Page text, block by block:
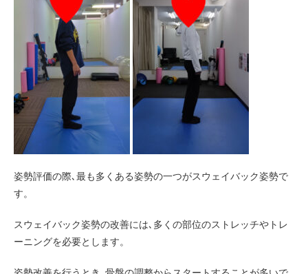
姿勢評価の際､最も多くある姿勢の一つがスウェイバック姿勢で
す。
スウェイバック姿勢の改善には､多くの部位のストレッチやトレ
ーニングを必要とします。